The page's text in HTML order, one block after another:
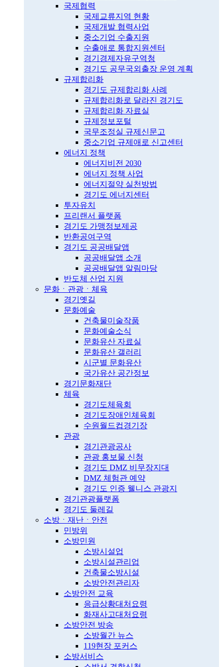
국제협력
국제교류지역 현황
국제개발 협력사업
중소기업 수출지원
수출애로 통합지원센터
경기경제자유구역청
경기도 공무국외출장 운영 계획
규제합리화
경기도 규제합리화 사례
규제합리화로 달라진 경기도
규제합리화 자료실
규제정보포털
국무조정실 규제신문고
중소기업 규제애로 신고센터
에너지 정책
에너지비전 2030
에너지 정책 사업
에너지절약 실천방법
경기도 에너지센터
투자유치
프리랜서 플랫폼
경기도 가맹정보제공
반환공여구역
경기도 공공배달앱
공공배달앱 소개
공공배달앱 알림마당
반도체 산업 지원
문화ㆍ관광ㆍ체육
경기옛길
문화예술
건축물미술작품
문화예술소식
문화유산 자료실
문화유산 갤러리
시군별 문화유산
국가유산 공간정보
경기문화재단
체육
경기도체육회
경기도장애인체육회
수원월드컵경기장
관광
경기관광공사
관광 홍보물 신청
경기도 DMZ 비무장지대
DMZ 체험관 예약
경기도 인증 웰니스 관광지
경기관광플랫폼
경기도 둘레길
소방ㆍ재난ㆍ안전
민방위
소방민원
소방시설업
소방시설관리업
건축물소방시설
소방안전관리자
소방안전 교육
응급상황대처요령
화재사고대처요령
소방안전 방송
소방월간 뉴스
119현장 포커스
소방서비스